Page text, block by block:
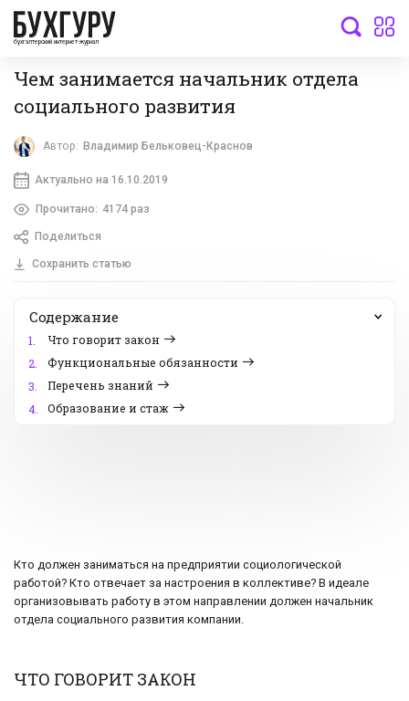
бухгалтерский интернет-журнал
Чем занимается начальник отдела
социального развития
Автор: Владимир Бельковец-Краснов
Актуально на 16.10.2019
Прочитано: 4174 раз
Поделиться
Сохранить статью
Содержание
1.
Что говорит закон
2.
Функциональные обязанности
3.
Перечень знаний
4.
Образование и стаж
Кто должен заниматься на предприятии социологической
работой? Кто отвечает за настроения в коллективе? В идеале
организовывать работу в этом направлении должен начальник
отдела социального развития компании.
ЧТО ГОВОРИТ ЗАКОН